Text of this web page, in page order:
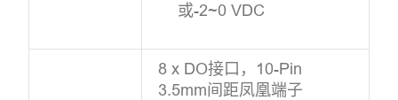
或-2~0 VDC
8 x DO接口，10-Pin
3.5mm间距凤凰端子